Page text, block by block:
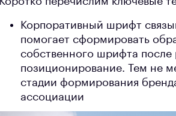
Корпоративный шрифт
помогает сформировать
собственного шрифта
позиционирование. Тем не
стадии формирования
ассоциации